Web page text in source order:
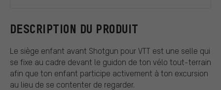
DESCRIPTION DU PRODUIT
Le siège enfant avant Shotgun pour VTT est une selle qui
se fixe au cadre devant le guidon de ton vélo tout-terrain
afin que ton enfant participe activement à ton excursion
au lieu de se contenter de regarder.